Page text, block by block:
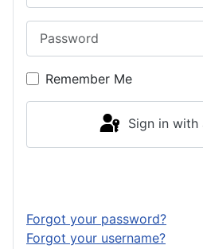
Remember Me
Sign in with
Forgot your password?
Forgot your username?